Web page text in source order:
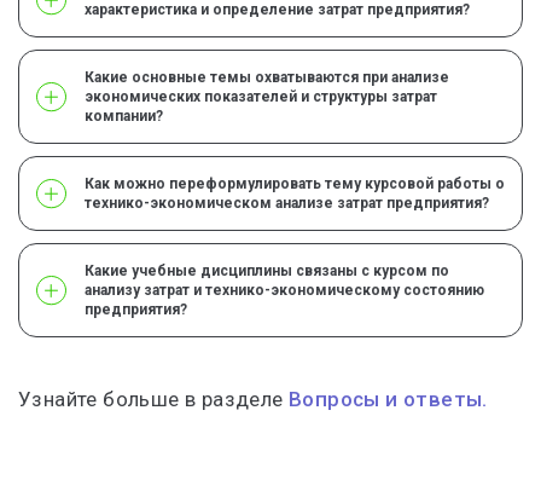
характеристика и определение затрат предприятия?
Какие основные темы охватываются при анализе
экономических показателей и структуры затрат
компании?
Как можно переформулировать тему курсовой работы о
технико-экономическом анализе затрат предприятия?
Какие учебные дисциплины связаны с курсом по
анализу затрат и технико-экономическому состоянию
предприятия?
Узнайте больше в разделе Вопросы и ответы.